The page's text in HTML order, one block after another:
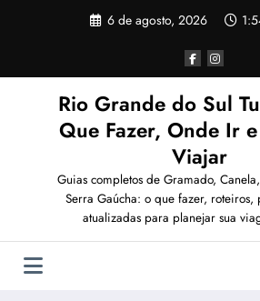
6 de agosto, 2026
Rio Grande do Sul
Que Fazer, Onde Ir
Viajar
Guias completos de Gramado,
Serra Gaúcha: o que fazer, roteiros,
atualizadas para planejar sua